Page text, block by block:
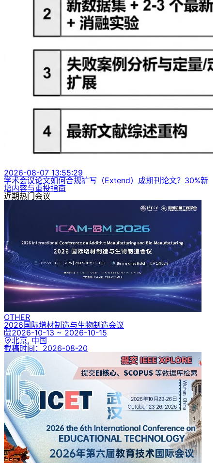
2026-08-07 13:55:29
学术会议论文如何合规扩写（Extend）成期刊论文？30%新
增内容与重投指南
近期热门会议
OTHER
2026国际增材制造与生物制造会议
2026-10-13 ~ 2026-10-15
北京, 中国
截稿时间： 2026-08-20